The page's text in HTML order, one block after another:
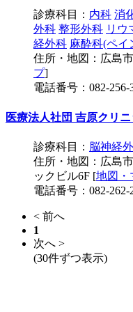
診療科目： 内科 消
外科 整形外科 リウ
経外科 麻酔科(ペイ
住所・地図：広島
プ]
電話番号：082-256-
医療法人社団 吉原クリニ
診療科目： 脳神経
住所・地図：広島
ックビル6F [地図・
電話番号：082-262-
< 前へ
1
次へ >
(30件ずつ表示)